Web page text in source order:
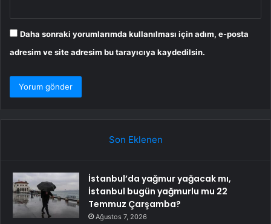
Daha sonraki yorumlarımda kullanılması için adım, e-posta
adresim ve site adresim bu tarayıcıya kaydedilsin.
Son Eklenen
İstanbul’da yağmur yağacak mı,
İstanbul bugün yağmurlu mu 22
Temmuz Çarşamba?
Ağustos 7, 2026